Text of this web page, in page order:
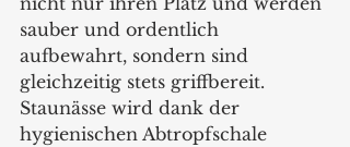
sauber und ordentlich
aufbewahrt, sondern sind
gleichzeitig stets griffbereit.
Staunässe wird dank der
hygienischen Abtropfschale